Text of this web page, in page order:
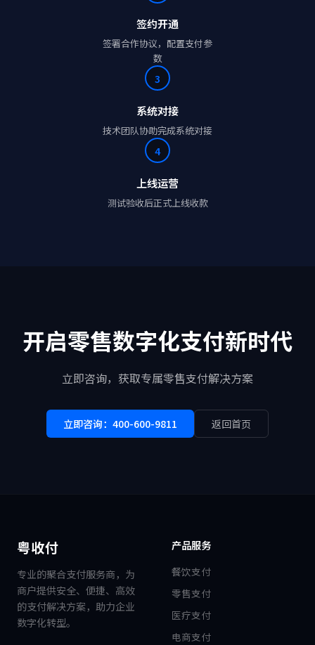
签约开通
签署合作协议，配置支付参
数
3
系统对接
技术团队协助完成系统对接
4
上线运营
测试验收后正式上线收款
开启零售数字化支付新时代
立即咨询，获取专属零售支付解决方案
立即咨询：400-600-9811 返回首页
粤收付
专业的聚合支付服务商，为
商户提供安全、便捷、高效
的支付解决方案，助力企业
数字化转型。
产品服务
餐饮支付
零售支付
医疗支付
电商支付